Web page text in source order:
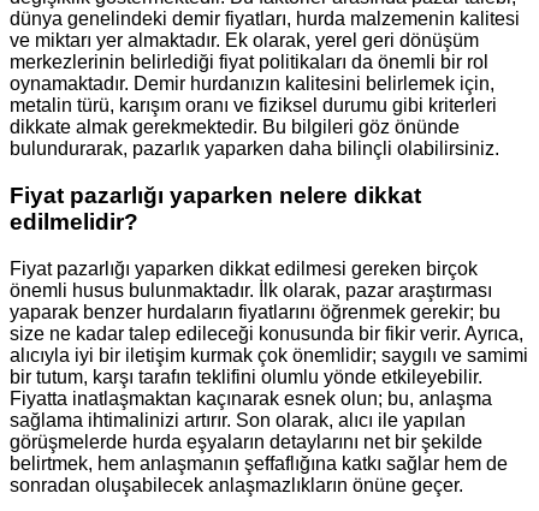
dünya genelindeki demir fiyatları, hurda malzemenin kalitesi
ve miktarı yer almaktadır. Ek olarak, yerel geri dönüşüm
merkezlerinin belirlediği fiyat politikaları da önemli bir rol
oynamaktadır. Demir hurdanızın kalitesini belirlemek için,
metalin türü, karışım oranı ve fiziksel durumu gibi kriterleri
dikkate almak gerekmektedir. Bu bilgileri göz önünde
bulundurarak, pazarlık yaparken daha bilinçli olabilirsiniz.
Fiyat pazarlığı yaparken nelere dikkat
edilmelidir?
Fiyat pazarlığı yaparken dikkat edilmesi gereken birçok
önemli husus bulunmaktadır. İlk olarak, pazar araştırması
yaparak benzer hurdaların fiyatlarını öğrenmek gerekir; bu
size ne kadar talep edileceği konusunda bir fikir verir. Ayrıca,
alıcıyla iyi bir iletişim kurmak çok önemlidir; saygılı ve samimi
bir tutum, karşı tarafın teklifini olumlu yönde etkileyebilir.
Fiyatta inatlaşmaktan kaçınarak esnek olun; bu, anlaşma
sağlama ihtimalinizi artırır. Son olarak, alıcı ile yapılan
görüşmelerde hurda eşyaların detaylarını net bir şekilde
belirtmek, hem anlaşmanın şeffaflığına katkı sağlar hem de
sonradan oluşabilecek anlaşmazlıkların önüne geçer.